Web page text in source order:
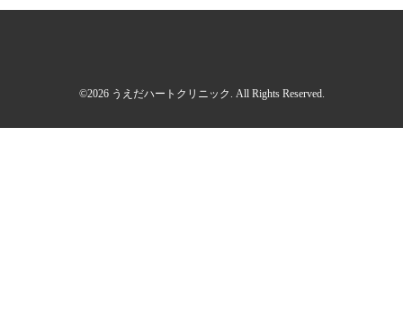
©2026 うえだハートクリニック . All Rights Reserved.